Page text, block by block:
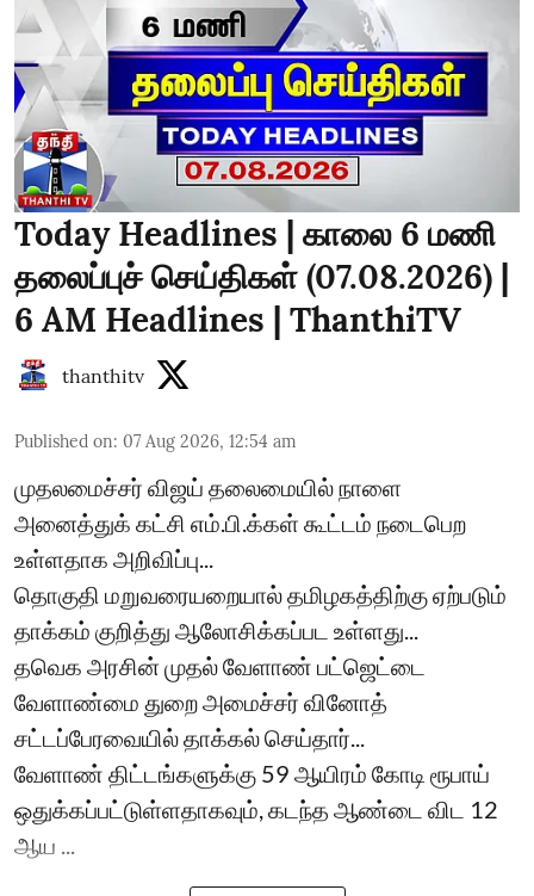
Today Headlines | காலை 6 மணி
தலைப்புச் செய்திகள் (07.08.2026) |
6 AM Headlines | ThanthiTV
thanthitv
Published on: 07 Aug 2026, 12:54 am
முதலமைச்சர் விஜய் தலைமையில் நாளை
அனைத்துக் கட்சி எம்.பி.க்கள் கூட்டம் நடைபெற
உள்ளதாக அறிவிப்பு...
தொகுதி மறுவரையறையால் தமிழகத்திற்கு ஏற்படும்
தாக்கம் குறித்து ஆலோசிக்கப்பட உள்ளது...
தவெக அரசின் முதல் வேளாண் பட்ஜெட்டை
வேளாண்மை துறை அமைச்சர் வினோத்
சட்டப்பேரவையில் தாக்கல் செய்தார்...
வேளாண் திட்டங்களுக்கு 59 ஆயிரம் கோடி ரூபாய்
ஒதுக்கப்பட்டுள்ளதாகவும், கடந்த ஆண்டை விட 12
ஆய ...